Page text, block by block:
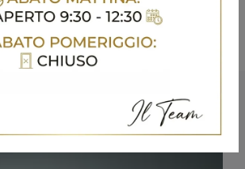
piacerti anche